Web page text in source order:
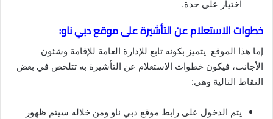
اختيار على حدة.
خطوات الاستعلام عن التأشيرة على موقع دبي ناو:
إما هذا الموقع يتميز بكونه تابع للإدارة العامة للإقامة وشئون
الأجانب، فيكون خطوات الاستعلام عن التأشيرة به تتلخص في بعض
النقاط التالية وهي:
يتم الدخول على رابط موقع دبي ناو ومن خلاله سيتم ظهور